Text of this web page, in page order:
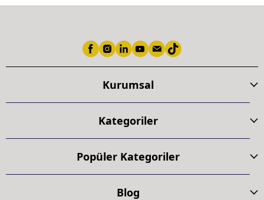
Kurumsal
Kategoriler
Popüler Kategoriler
Blog